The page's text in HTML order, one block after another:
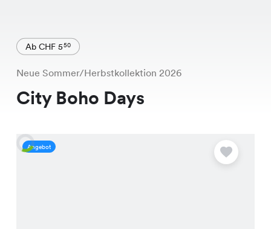
Ab CHF 550
Neue Sommer/Herbstkollektion 2026
City Boho Days
Angebot